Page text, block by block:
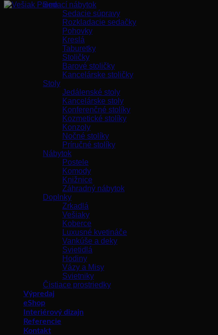
Sedací nábytok
Sedacie súpravy
Rozkladacie sedačky
Pohovky
Kreslá
Taburetky
Stoličky
Barové stoličky
Kancelárske stoličky
Stoly
Jedálenské stoly
Kancelárske stoly
Konferenčné stolíky
Kozmetické stolíky
Konzoly
Nočné stolíky
Príručné stolíky
Nábytok
Postele
Komody
Knižnice
Záhradný nábytok
Doplnky
Zrkadlá
Vešiaky
Koberce
Luxusné kvetináče
Vankúše a deky
Svietidlá
Hodiny
Vázy a Misy
Svietniky
Čistiace prostriedky
Výpredaj
eShop
Interiérový dizajn
Referencie
Kontakt